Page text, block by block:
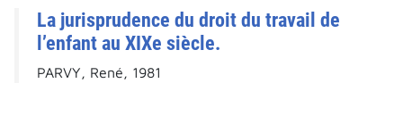
La jurisprudence du droit du travail de
l’enfant au XIXe siècle.
PARVY, René, 1981